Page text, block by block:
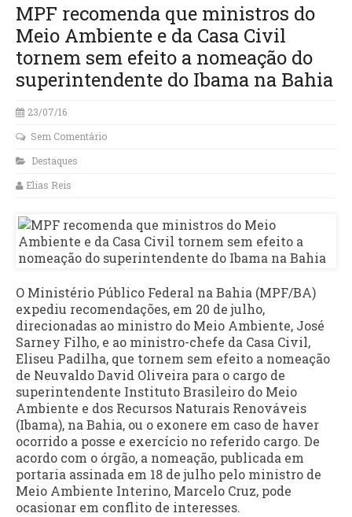
MPF recomenda que ministros do
Meio Ambiente e da Casa Civil
tornem sem efeito a nomeação do
superintendente do Ibama na Bahia
23/07/16
Sem Comentário
Destaques
Elias Reis
O Ministério Público Federal na Bahia (MPF/BA)
expediu recomendações, em 20 de julho,
direcionadas ao ministro do Meio Ambiente, José
Sarney Filho, e ao ministro-chefe da Casa Civil,
Eliseu Padilha, que tornem sem efeito a nomeação
de Neuvaldo David Oliveira para o cargo de
superintendente Instituto Brasileiro do Meio
Ambiente e dos Recursos Naturais Renováveis
(Ibama), na Bahia, ou o exonere em caso de haver
ocorrido a posse e exercício no referido cargo. De
acordo com o órgão, a nomeação, publicada em
portaria assinada em 18 de julho pelo ministro de
Meio Ambiente Interino, Marcelo Cruz, pode
ocasionar em conflito de interesses.